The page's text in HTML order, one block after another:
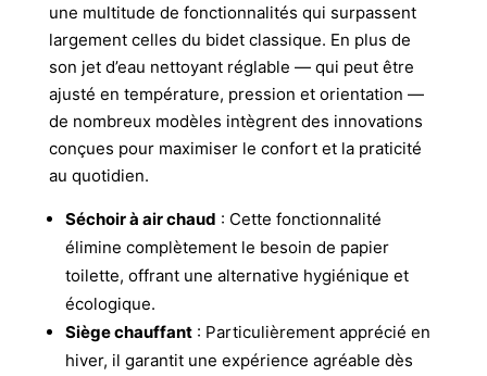
une multitude de fonctionnalités qui surpassent
largement celles du bidet classique. En plus de
son jet d’eau nettoyant réglable — qui peut être
ajusté en température, pression et orientation —
de nombreux modèles intègrent des innovations
conçues pour maximiser le confort et la praticité
au quotidien.
Séchoir à air chaud : Cette fonctionnalité
élimine complètement le besoin de papier
toilette, offrant une alternative hygiénique et
écologique.
Siège chauffant: Particulièrement apprécié en
hiver, il garantit une expérience agréable dès